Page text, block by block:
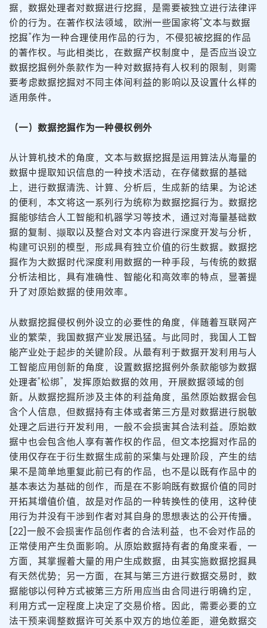
据，数据处理者对数据进行挖掘，是需要被独立进行法律评
价的行为。在著作权法领域，欧洲一些国家将“文本与数据
挖掘”作为一种合理使用作品的行为，不侵犯被挖掘的作品
的著作权。与此相类比，在数据产权制度中，是否应当设立
数据挖掘例外条款作为一种对数据持有人权利的限制，则需
要考虑数据挖掘对不同主体间利益的影响以及设置什么样的
适用条件。
（一）数据挖掘作为一种侵权例外
从计算机技术的角度，文本与数据挖掘是运用算法从海量的
数据中提取知识信息的一种技术活动，在存储数据的基础
上，进行数据清洗、计算、分析后，生成新的结果。为论述
的便利，本文将这一系列行为统称为数据挖掘行为。数据挖
掘能够结合人工智能和机器学习等技术，通过对海量基础数
据的复制、撷取以及整合对文本内容进行深度开发与分析，
构建可识别的模型，形成具有独立价值的衍生数据。数据挖
掘作为大数据时代深度利用数据的一种手段，与传统的数据
分析法相比，具有准确性、智能化和高效率的特点，显著提
升了对原始数据的使用效率。
从数据挖掘侵权例外设立的必要性的角度，伴随着互联网产
业的繁荣，我国数据产业发展迅猛。与此同时，我国人工智
能产业处于起步的关键阶段。从最有利于数据开发利用与人
工智能应用创新的角度，设置数据挖掘例外条款能够为数据
处理者“松绑”，发挥原始数据的效用，开展数据领域的创
新。从数据挖掘所涉及主体的利益角度，虽然原始数据会包
含个人信息，但数据持有主体或者第三方是对数据进行脱敏
处理之后进行开发利用，一般不会损害其合法利益。原始数
据中也会包含他人享有著作权的作品，但文本挖掘对作品的
使用仅存在于衍生数据生成前的采集与处理阶段，产生的结
果不是简单地重复此前已有的作品，也不是以既有作品中的
基本表达为基础的创作，而是在不影响既有数据价值的同时
开拓其增值价值，故是对作品的一种转换性的使用，这种使
用行为并没有干涉到作者对其自身的思想表达的公开传播。
[22]一般不会损害作品创作者的合法利益，也不会对作品的
正常使用产生负面影响。从原始数据持有者的角度来看，一
方面，其掌握着大量的用户生成数据，由其实施数据挖掘具
有天然优势；另一方面，在其与第三方进行数据交易时，数
据能够以何种方式被第三方所用应当由合同进行明确约定，
利用方式一定程度上决定了交易价格。因此，需要必要的立
法干预来调整数据许可关系中双方的地位差距，避免数据交